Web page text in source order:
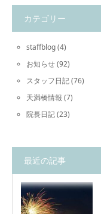
カテゴリー
staffblog(4)
お知らせ(92)
スタッフ日記(76)
天満橋情報 (7)
院長日記(23)
最近の記事